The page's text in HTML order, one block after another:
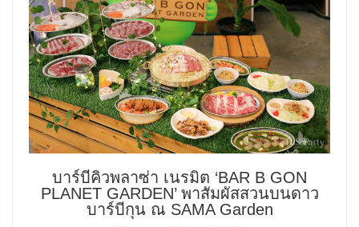
บาร์บีคิวพลาซ่า เนรมิต ‘BAR B GON
PLANET GARDEN’ พาสัมผัสสวนบนดาว
บาร์บีกุน ณ SAMA Garden